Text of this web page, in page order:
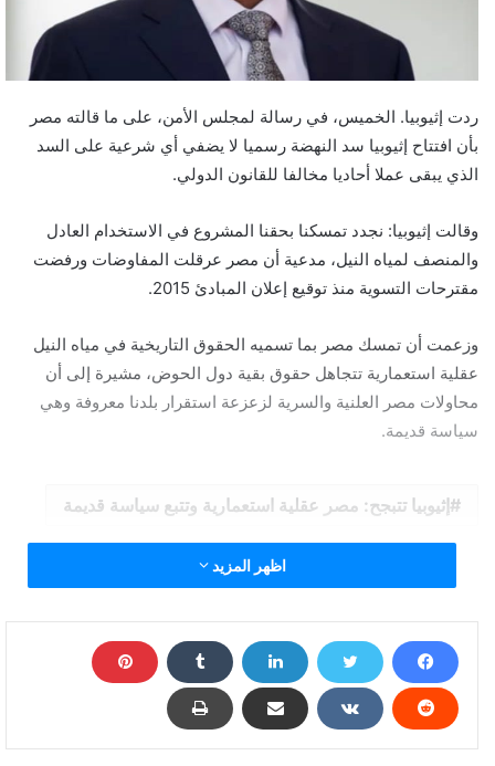
ردت إثيوبيا. الخميس، في رسالة لمجلس الأمن، على ما قالته مصر
بأن افتتاح إثيوبيا سد النهضة رسميا لا يضفي أي شرعية على السد
الذي يبقى عملا أحاديا مخالفا للقانون الدولي.
وقالت إثيوبيا: نجدد تمسكنا بحقنا المشروع في الاستخدام العادل
والمنصف لمياه النيل، مدعية أن مصر عرقلت المفاوضات ورفضت
مقترحات التسوية منذ توقيع إعلان المبادئ 2015.
وزعمت أن تمسك مصر بما تسميه الحقوق التاريخية في مياه النيل
عقلية استعمارية تتجاهل حقوق بقية دول الحوض، مشيرة إلى أن
محاولات مصر العلنية والسرية لزعزعة استقرار بلدنا معروفة وهي
سياسة قديمة.
إثيوبيا تتبجح: مصر عقلية استعمارية وتتبع سياسة قديمة
اظهر المزيد